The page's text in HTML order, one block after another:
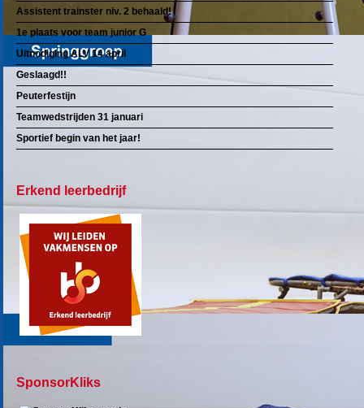
Assistent trainster niv. 2 behaald!
1e plaats voor team junior G
Uitnodiging ALV 14 april
Geslaagd!!
Peuterfestijn
Teamwedstrijden 31 januari
Sportief begin van het jaar!
Erkend leerbedrijf
SponsorKliks